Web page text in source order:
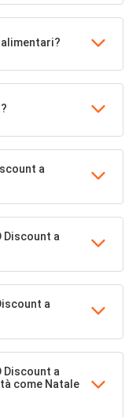
a
Discount a
a
Discount a
come Natale